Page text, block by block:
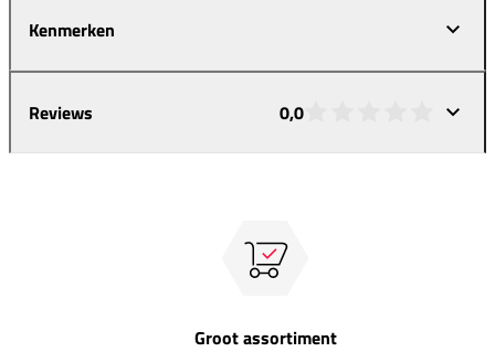
Kenmerken
Reviews 0,0
Groot assortiment